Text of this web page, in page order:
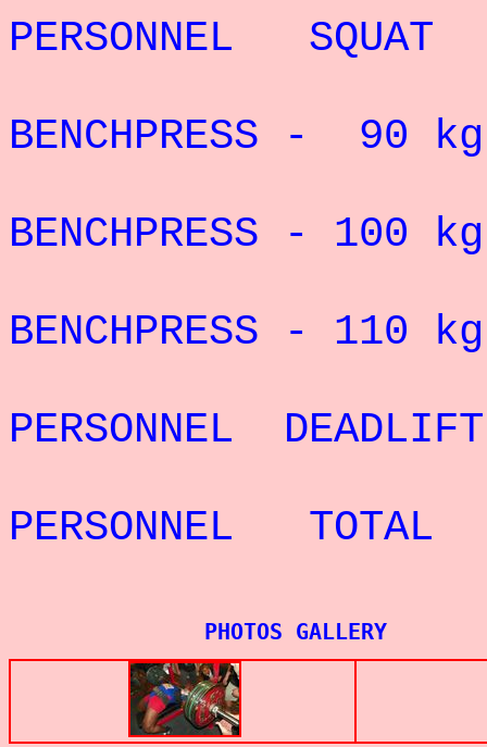
PERSONNEL
BENCHPRESS - 90
BENCHPRESS - 100
BENCHPRESS -
PERSONNEL
PERSONNEL
PHOTOS GALLERY